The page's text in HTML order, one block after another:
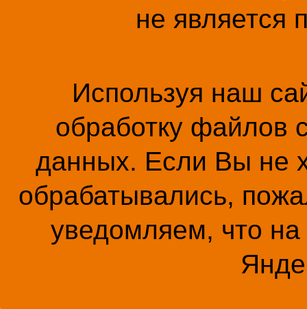
не является
Используя наш
обработку файлов
данных. Если Вы не
обрабатывались,
уведомляем, что на